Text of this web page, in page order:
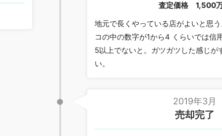
査定価格
1,500
地元で長くやっている店がよいと思
コの中の数字が1から4 くらいでは信
5以上でないと。ガツガツした感じが
い。
2019年3月
売却完了